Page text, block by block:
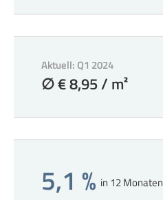
Aktuell: Q1 2024
∅ € 8,95 / m²
5,1 % in 12 Monaten